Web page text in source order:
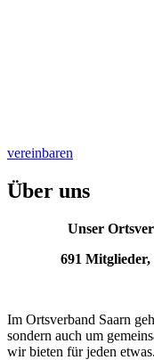
vereinbaren
Über uns
Unser
691 Mitglieder,
Im Ortsverband Saarn
sondern auch um
wir bieten für jeden etwas.